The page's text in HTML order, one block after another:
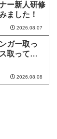
ー新人研修
ました！
2026.08.07
ガー取っ
取って…
2026.08.08